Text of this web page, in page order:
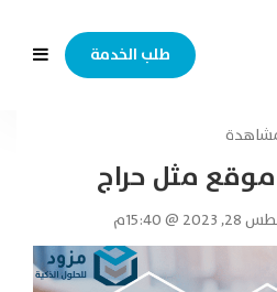
طلب الخدمة
مثل حراج
@ 15:40م